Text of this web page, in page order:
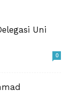
Uni
0